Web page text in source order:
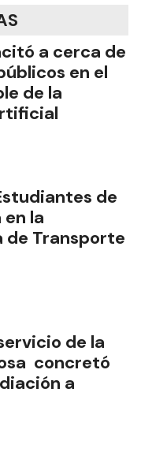
a cerca de
en el
de la
de
la
de Transporte
de la
concretó
a